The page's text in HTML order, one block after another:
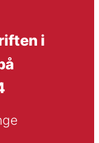
i